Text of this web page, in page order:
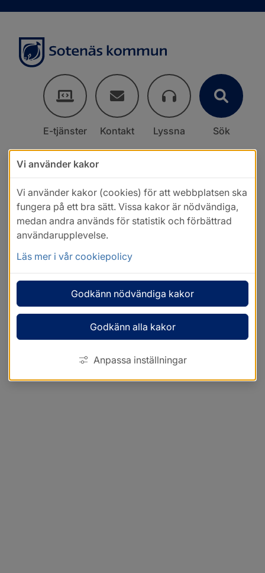
E-tjänster Kontakt Lyssna Sök
Vi använder kakor
Vi använder kakor (cookies) för att webbplatsen ska
fungera på ett bra sätt. Vissa kakor är nödvändiga,
medan andra används för statistik och förbättrad
användarupplevelse.
Läs mer i vår cookiepolicy
Godkänn nödvändiga kakor
Godkänn alla kakor
Anpassa inställningar